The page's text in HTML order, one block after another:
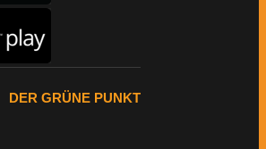
DER GRÜNE PUNKT